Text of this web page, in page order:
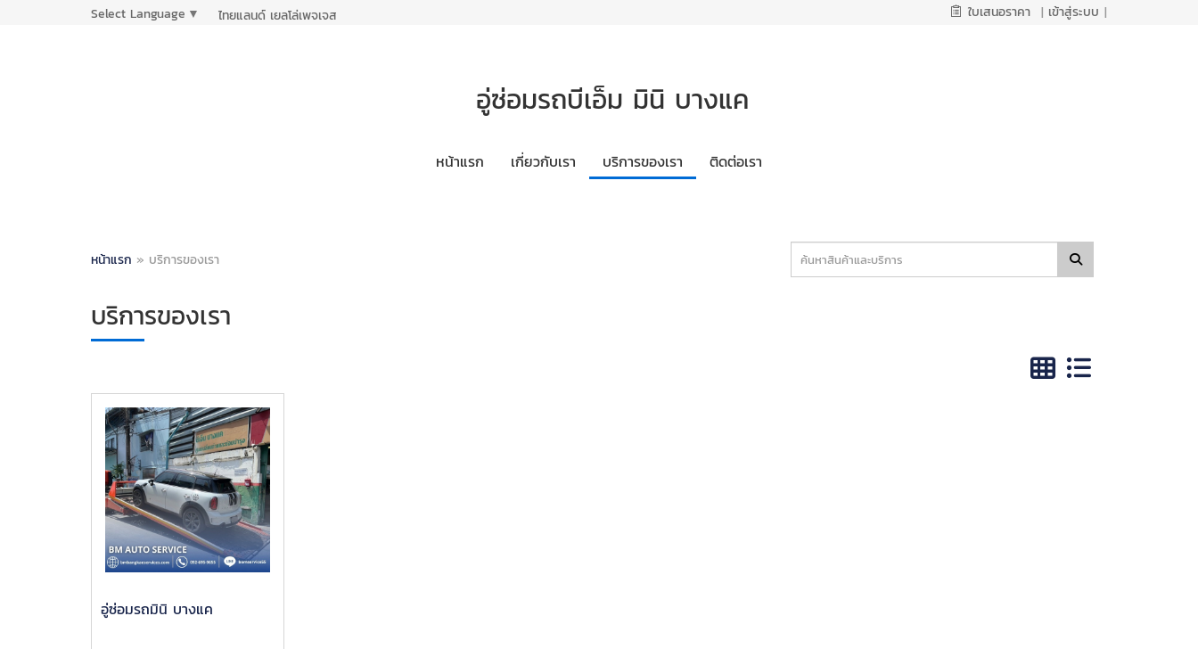
Select Language ▼ ไทยแลนด์ เยลโล่เพจเจส ใบเสนอราคา | เข้าสู่ระบบ |
อู่ซ่อมรถบีเอ็ม มินิ บางแค
หน้าแรก เกี่ยวกับเรา บริการของเรา ติดต่อเรา
หน้าแรก » บริการของเรา
บริการของเรา
อู่ซ่อมรถมินิ บางแค